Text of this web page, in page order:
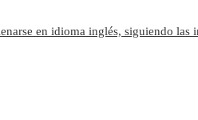
en idioma inglés, siguiendo